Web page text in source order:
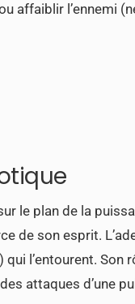
affaiblir l’ennemi
le plan de la
de son esprit.
l’entourent. Son
attaques d’une